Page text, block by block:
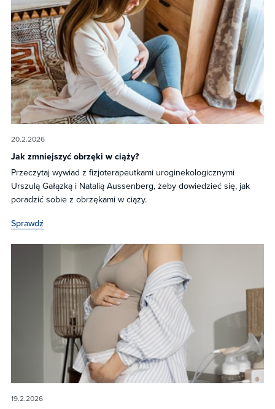
20.2.2026
Jak zmniejszyć obrzęki w ciąży?
Przeczytaj wywiad z fizjoterapeutkami uroginekologicznymi
Urszulą Gałązką i Natalią Aussenberg, żeby dowiedzieć się, jak
poradzić sobie z obrzękami w ciąży.
Sprawdź
19.2.2026